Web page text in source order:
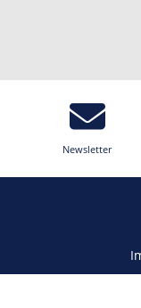
Newsletter